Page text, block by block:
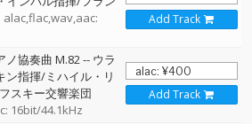
alac,flac,wav,aac:
Add Track
ノ協奏曲 M.82-- ウラ
ン指揮/ミハイル・リ
スキー交響楽団
16bit/44.1kHz
Add Track